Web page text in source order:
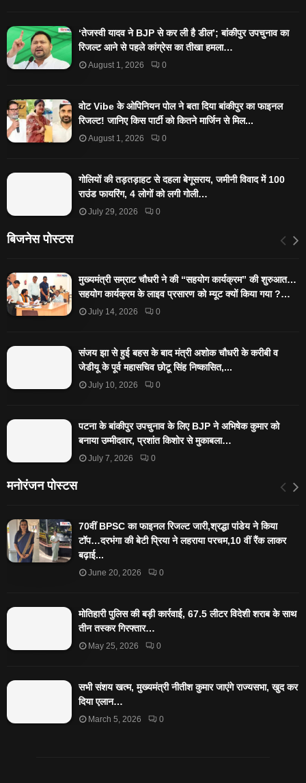
‘तेजस्‍वी यादव ने BJP से कर ली है डील’; बांकीपुर उपचुनाव का
रिजल्‍ट आने से पहले कांग्रेस का तीखा हमला…
August 1, 2026 0
वोट Vibe के ओपिनियन पोल ने बता दिया बांकीपुर का फाइनल
रिजल्ट! जानिए किस पार्टी को कितने मार्जिन से मिल...
August 1, 2026 0
गोलियों की तड़तड़ाहट से दहला बेगूसराय, जमीनी विवाद में 100
राउंड फायरिंग, 4 लोगों को लगी गोली…
July 29, 2026 0
बिजनेस पोस्टस
मुख्यमंत्री सम्राट चौधरी ने की “सहयोग कार्यक्रम” की शुरुआत…
सहयोग कार्यक्रम के लाइव प्रसारण को म्यूट क्यों किया गया ?…
July 14, 2026 0
संजय झा से हुई बहस के बाद मंत्री अशोक चौधरी के करीबी व
जेडीयू के पूर्व महासचिव छोटू सिंह निष्कासित,...
July 10, 2026 0
पटना के बांकीपुर उपचुनाव के लिए BJP ने अभिषेक कुमार को
बनाया उम्मीदवार, प्रशांत किशोर से मुकाबला…
July 7, 2026 0
मनोरंजन पोस्टस
70वीं BPSC का फाइनल रिजल्ट जारी,श्रद्धा पांडेय ने किया
टॉप…दरभंगा की बेटी प्रिया ने लहराया परचम,10 वीं रैंक लाकर
बढ़ाई...
June 20, 2026 0
मोतिहारी पुलिस की बड़ी कार्रवाई, 67.5 लीटर विदेशी शराब के साथ
तीन तस्कर गिरफ्तार…
May 25, 2026 0
सभी संशय खत्म, मुख्यमंत्री नीतीश कुमार जाएंगे राज्यसभा, खुद कर
दिया एलान…
March 5, 2026 0